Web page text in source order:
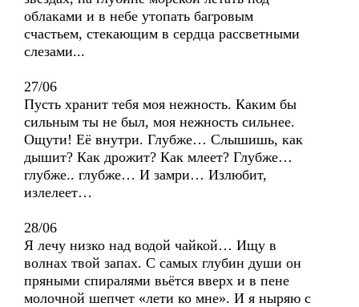
облаками и в небе утопать багровым
счастьем, стекающим в сердца рассветными
слезами...
27/06
Пусть хранит тебя моя нежность. Каким бы
сильным ты не был, моя нежность сильнее.
Ощути! Её внутри. Глубже… Слышишь, как
дышит? Как дрожит? Как млеет? Глубже…
глубже.. глубже… И замри… Излюбит,
излелеет…
28/06
Я лечу низко над водой чайкой… Ищу в
волнах твой запах. С самых глубин души он
пряными спиралями вьётся вверх и в пене
молочной шепчет «лети ко мне». И я ныряю с